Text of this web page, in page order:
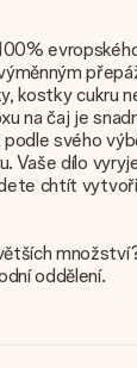
kostky cukru
na čaj je
svého
Vaše dílo
chtít
oddělení.